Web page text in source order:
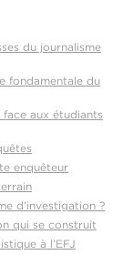
du journalisme
fondamentale du
face aux étudiants
enquêteur
d’investigation ?
qui se construit
à l’EFJ